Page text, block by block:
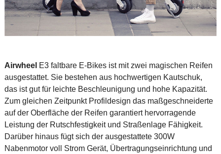
Airwheel E3 faltbare E-Bikes ist mit zwei magischen Reifen
ausgestattet. Sie bestehen aus hochwertigen Kautschuk,
das ist gut für leichte Beschleunigung und hohe Kapazität.
Zum gleichen Zeitpunkt Profildesign das maßgeschneiderte
auf der Oberfläche der Reifen garantiert hervorragende
Leistung der Rutschfestigkeit und Straßenlage Fähigkeit.
Darüber hinaus fügt sich der ausgestattete 300W
Nabenmotor voll Strom Gerät, Übertragungseinrichtung und